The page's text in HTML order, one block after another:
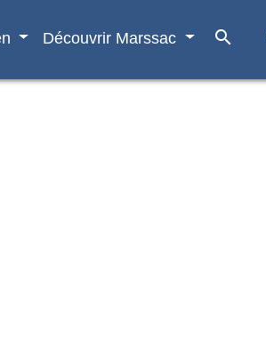
Découvrir Marssac search